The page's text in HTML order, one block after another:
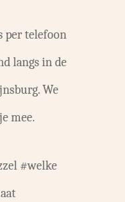
per telefoon
langs in de
We
mee.
#welke